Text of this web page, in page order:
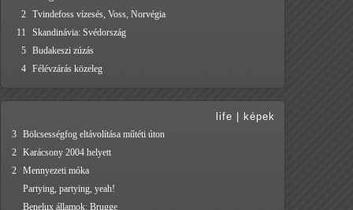
2 Tvindefoss vízesés, Voss, Norvégia
11
Skandinávia: Svédország
5 Budakeszi zúzás
4 Félévzárás közeleg
life képek
3 Bölcsességfog eltávolítása műtéti úton
2 Karácsony 2004 helyett
2 Mennyezeti móka
Partying, partying, yeah!
Benelux államok: Brugge